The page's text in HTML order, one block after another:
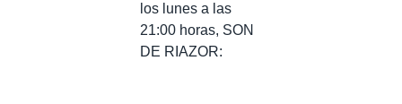
los lunes a las
21:00 horas, SON
DE RIAZOR: